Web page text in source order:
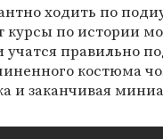
ходить по
курсы по истории
правильно
костюма
и заканчивая